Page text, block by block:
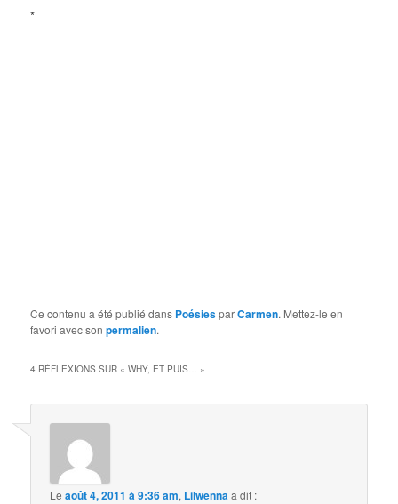
*
Ce contenu a été publié dans PoésiesparCarmen. Mettez-le en
favori avec sonpermalien.
4 RÉFLEXIONS SUR «WHY, ET PUIS… »
Leaoût 4, 2011 à 9:36 am, Lilwennaa dit :